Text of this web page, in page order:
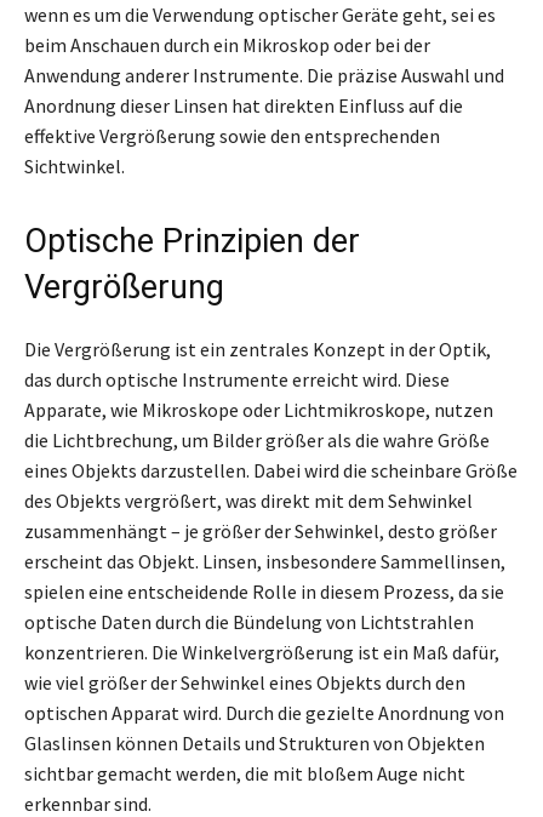
wenn es um die Verwendung optischer Geräte geht, sei es
beim Anschauen durch ein Mikroskop oder bei der
Anwendung anderer Instrumente. Die präzise Auswahl und
Anordnung dieser Linsen hat direkten Einfluss auf die
effektive Vergrößerung sowie den entsprechenden
Sichtwinkel.
Optische Prinzipien der
Vergrößerung
Die Vergrößerung ist ein zentrales Konzept in der Optik,
das durch optische Instrumente erreicht wird. Diese
Apparate, wie Mikroskope oder Lichtmikroskope, nutzen
die Lichtbrechung, um Bilder größer als die wahre Größe
eines Objekts darzustellen. Dabei wird die scheinbare Größe
des Objekts vergrößert, was direkt mit dem Sehwinkel
zusammenhängt – je größer der Sehwinkel, desto größer
erscheint das Objekt. Linsen, insbesondere Sammellinsen,
spielen eine entscheidende Rolle in diesem Prozess, da sie
optische Daten durch die Bündelung von Lichtstrahlen
konzentrieren. Die Winkelvergrößerung ist ein Maß dafür,
wie viel größer der Sehwinkel eines Objekts durch den
optischen Apparat wird. Durch die gezielte Anordnung von
Glaslinsen können Details und Strukturen von Objekten
sichtbar gemacht werden, die mit bloßem Auge nicht
erkennbar sind.